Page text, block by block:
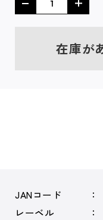
在庫が
JANコード
レーベル